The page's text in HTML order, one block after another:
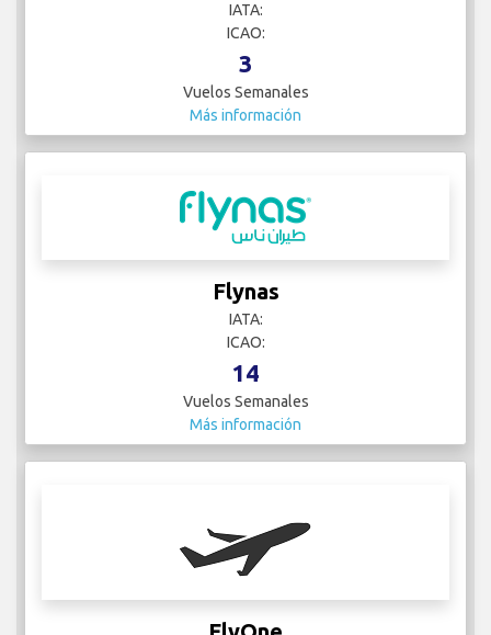
IATA:
ICAO:
3
Vuelos Semanales
Más información
Flynas
IATA:
ICAO:
14
Vuelos Semanales
Más información